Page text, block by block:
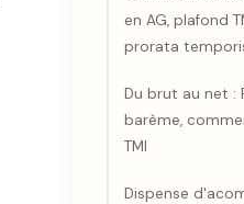
en AG, plafond
prorata
Du brut au net :
barème,
TMI
Dispense